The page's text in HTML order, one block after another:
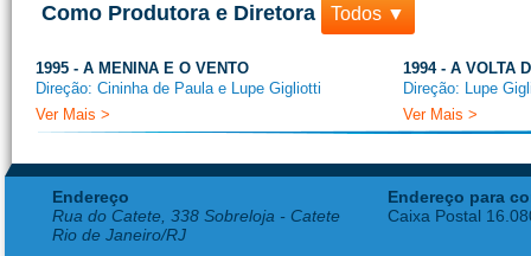
Como Produtora e Diretora Todos ▼
1995 - A MENINA E O VENTO
Direção: Cininha de Paula e Lupe Gigliotti
Ver Mais >
1994 - A VOLTA
Direção: Lupe
Ver Mais >
Endereço
Rua do Catete, 338 Sobreloja - Catete
Rio de Janeiro/RJ
Endereço para
Caixa Postal